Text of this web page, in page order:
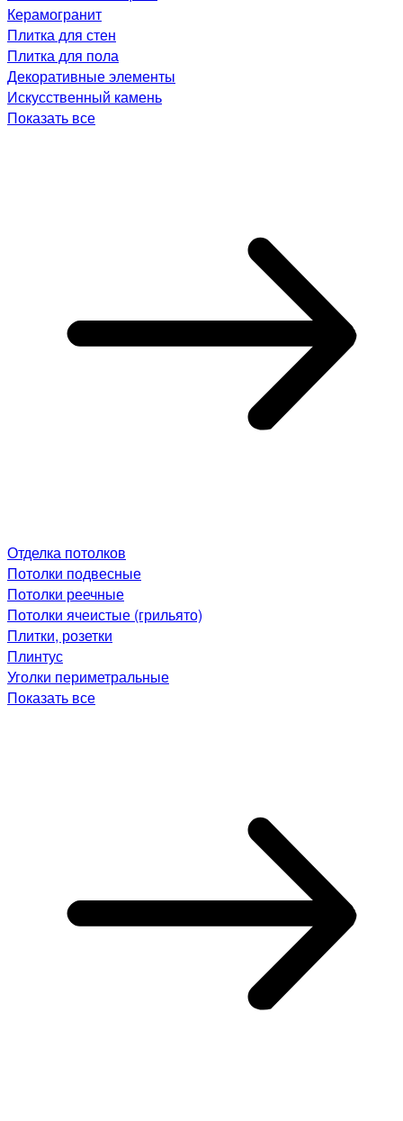
Керамогранит
Плитка для стен
Плитка для пола
Декоративные элементы
Искусственный камень
Показать все
Отделка потолков
Потолки подвесные
Потолки реечные
Потолки ячеистые (грильято)
Плитки, розетки
Плинтус
Уголки периметральные
Показать все